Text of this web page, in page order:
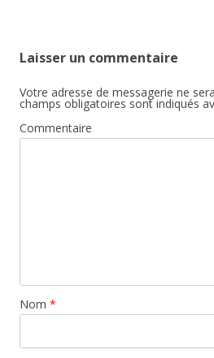
Laisser un commentaire
Votre adresse de messagerie ne
champs obligatoires sont indiqués
Commentaire
Nom *